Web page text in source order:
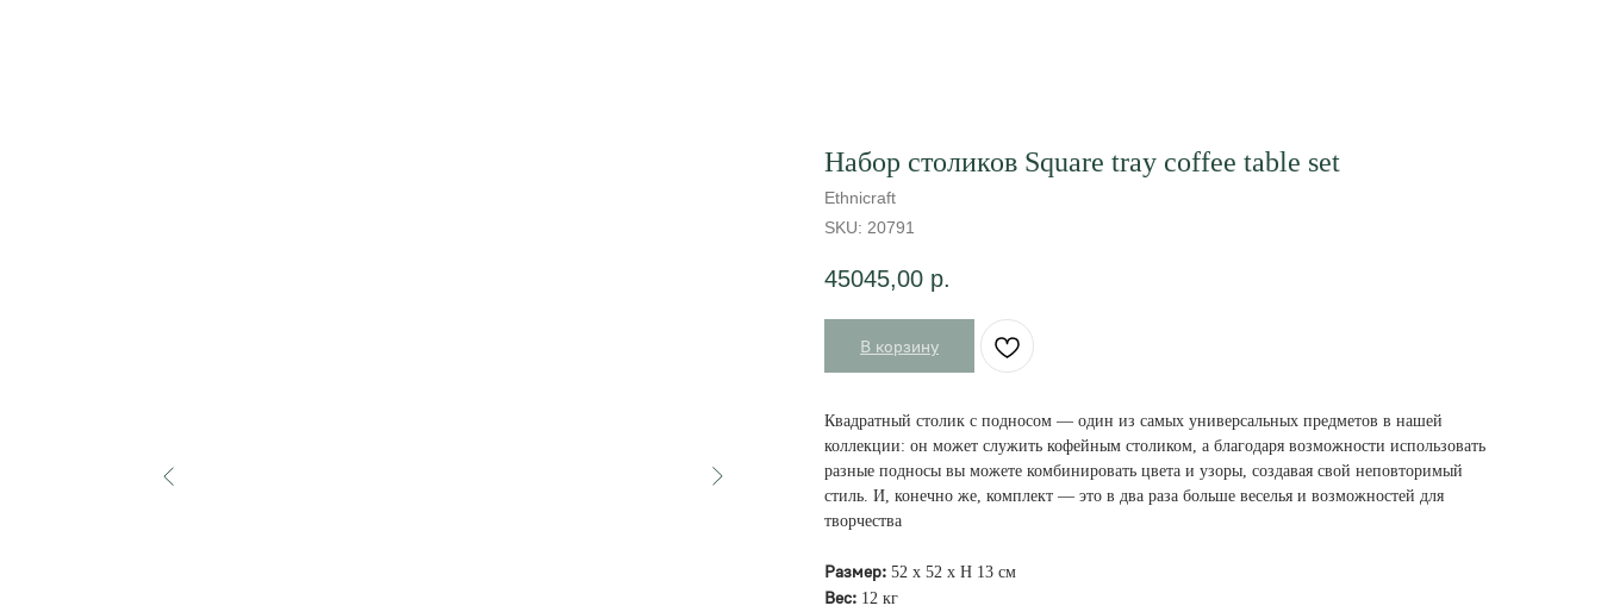
Набор столиков Square tray coffee table set
Ethnicraft
SKU: 20791
45045,00 р.
В корзину
Квадратный столик с подносом — один из самых универсальных предметов в нашей
коллекции: он может служить кофейным столиком, а благодаря возможности использовать
разные подносы вы можете комбинировать цвета и узоры, создавая свой неповторимый
стиль. И, конечно же, комплект — это в два раза больше веселья и возможностей для
творчества
Размер: 52 х 52 х Н 13 см
Вес: 12 кг